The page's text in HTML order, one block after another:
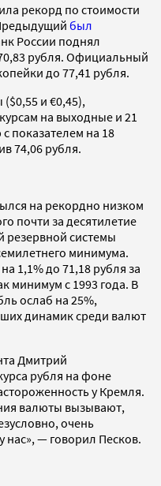
рекорд по стоимости
был
России поднял
рубля. Официальный
до 77,41 рубля.
и €0,45),
на выходные и 21
показателем на 18
74,06 рубля.
на рекордно низком
почти за десятилетие
резервной системы
минимума.
1,1% до 71,18 рубля за
минимум с 1993 года. В
ослаб на 25%,
динамик среди валют
Дмитрий
рубля на фоне
у Кремля.
валюты вызывают,
очень
нас», — говорил Песков.